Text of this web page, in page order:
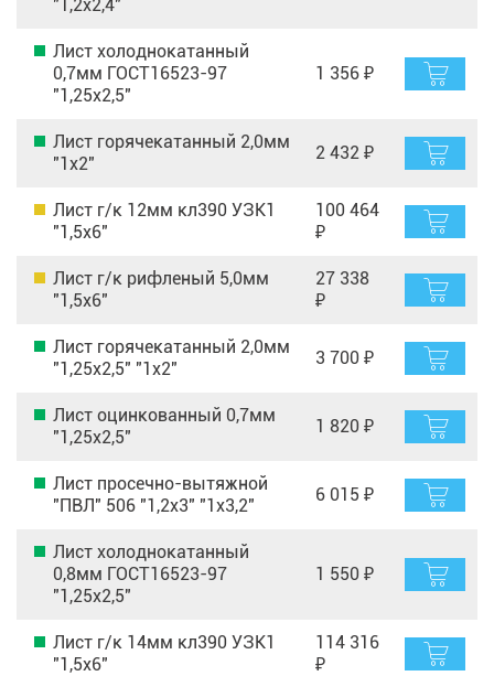
"1,2х2,4"
Лист холоднокатанный
0,7мм ГОСТ16523-97
"1,25х2,5"
1 356 ₽
Лист горячекатанный 2,0мм
"1х2"
2 432 ₽
Лист г/к 12мм кл390 УЗК1
"1,5х6"
100 464
₽
Лист г/к рифленый 5,0мм
"1,5х6"
27 338
₽
Лист горячекатанный 2,0мм
"1,25х2,5" "1х2"
3 700 ₽
Лист оцинкованный 0,7мм
"1,25х2,5"
1 820 ₽
Лист просечно-вытяжной
"ПВЛ" 506 "1,2х3" "1х3,2"
6 015 ₽
Лист холоднокатанный
0,8мм ГОСТ16523-97
"1,25х2,5"
1 550 ₽
Лист г/к 14мм кл390 УЗК1
"1,5х6"
114 316
₽